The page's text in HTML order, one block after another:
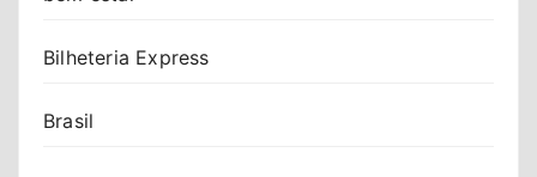
Bilheteria Express
Brasil